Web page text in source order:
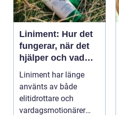
Liniment: Hur det
fungerar, när det
hjälper och vad
man bör tänka på
Liniment har länge
använts av både
elitidrottare och
vardagsmotionärer